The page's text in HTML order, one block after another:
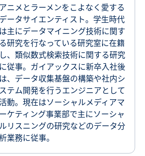
アニメとラーメンをこよなく愛する
データサイエンティスト。学生時代
は主にデータマイニング技術に関す
る研究を行なっている研究室に在籍
し、類似数式検索技術に関する研究
に従事。ガイアックスに新卒入社後
は、データ収集基盤の構築や社内シ
ステム開発を行うエンジニアとして
活動。現在はソーシャルメディアマ
ーケティング事業部で主にソーシャ
ルリスニングの研究などのデータ分
業務に従事。